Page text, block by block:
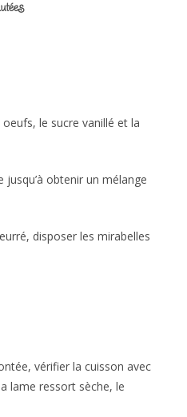
le sucre vanillé et la
obtenir un mélange
disposer les mirabelles
vérifier la cuisson avec
lame ressort sèche, le